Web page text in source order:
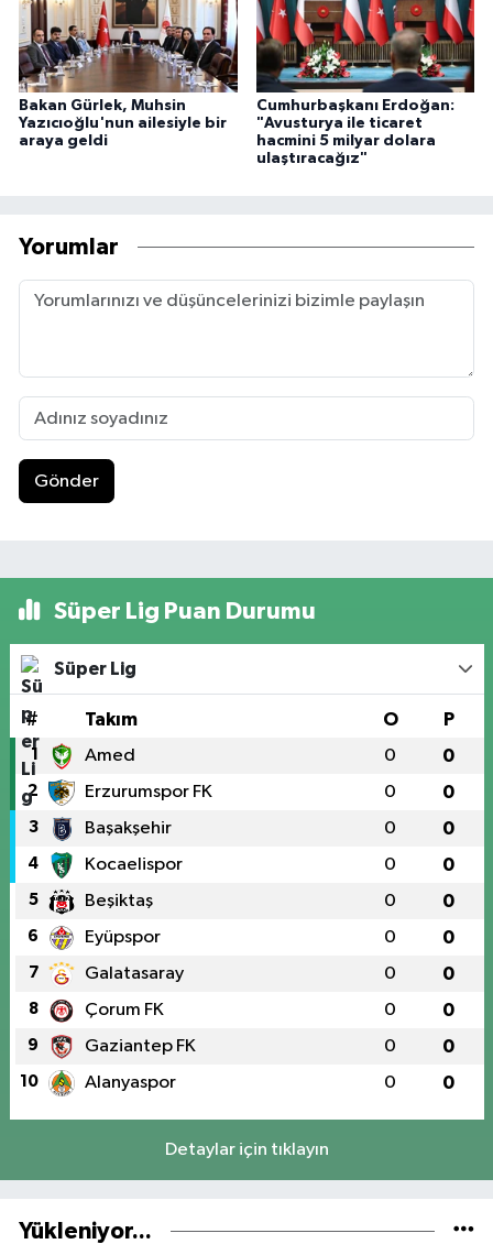
Bakan Gürlek, Muhsin
Yazıcıoğlu'nun ailesiyle bir
araya geldi
Cumhurbaşkanı Erdoğan:
"Avusturya ile ticaret
hacmini 5 milyar dolara
ulaştıracağız"
Yorumlar
Gönder
Süper Lig Puan Durumu
Süper Lig
# Takım O P
1 Amed 0 0
2 Erzurumspor FK 0 0
3 Başakşehir 0 0
4 Kocaelispor 0 0
5 Beşiktaş 0 0
6 Eyüpspor 0 0
7 Galatasaray 0 0
8 Çorum FK 0 0
9 Gaziantep FK 0 0
10 Alanyaspor 0 0
Detaylar için tıklayın
Yükleniyor...